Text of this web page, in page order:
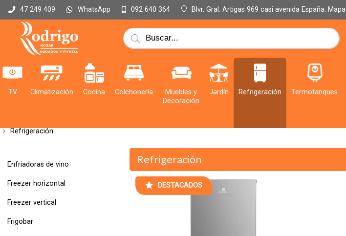
47 249 409 WhatsApp 092 640 364 Blvr. Gral. Artigas 969 casi avenida España. Mapa
TV Climatización Cocina Colchonería
Muebles y
Decoración
Jardín Refrigeración Termotanques
Refrigeración
Enfriadoras de vino
Freezer horizontal
Freezer vertical
Frigobar
Refrigeración
DESTACADOS